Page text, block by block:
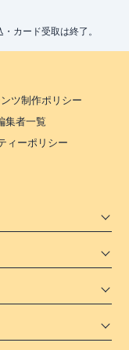
宮町１－８－１ ２
カード受取は終了。
ツ制作ポリシー
集者一覧
ィーポリシー